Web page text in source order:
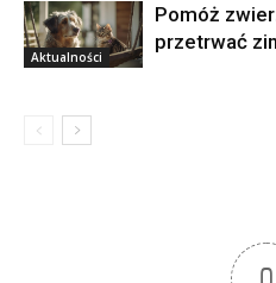
Aktualności
Pomóż
przetrwać